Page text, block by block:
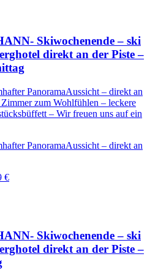
Skiwochenende – ski
direkt an der Piste –
PanoramaAussicht – direkt an
zum Wohlfühlen – leckere
– Wir freuen uns auf ein
PanoramaAussicht – direkt an
€
Skiwochenende – ski
direkt an der Piste –